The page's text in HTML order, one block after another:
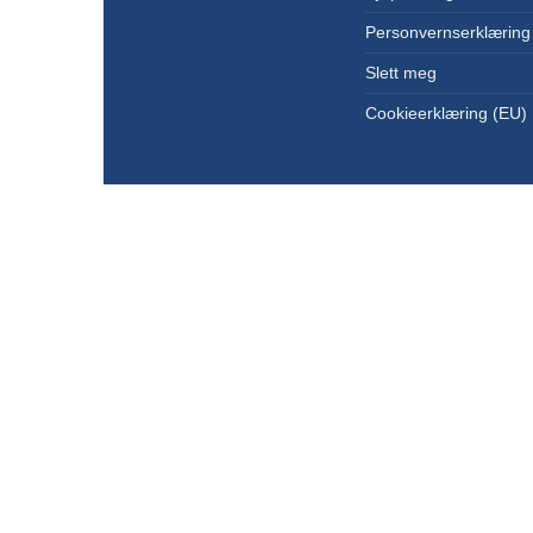
Personvernserklæring
Slett meg
Cookieerklæring (EU)